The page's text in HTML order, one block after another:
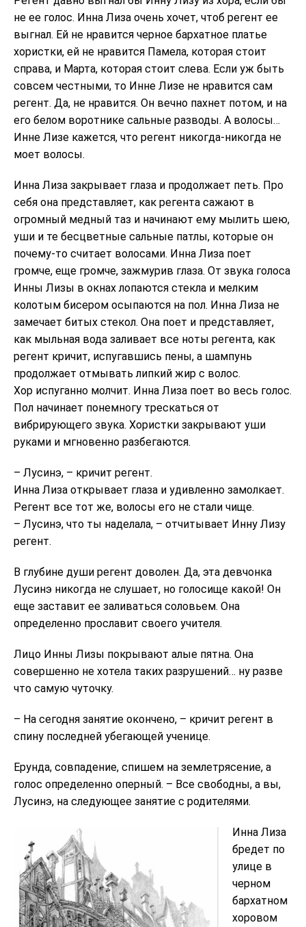
не ее голос. Инна Лиза очень хочет, чтоб регент ее
выгнал. Ей не нравится черное бархатное платье
хористки, ей не нравится Памела, которая стоит
справа, и Марта, которая стоит слева. Если уж быть
совсем честными, то Инне Лизе не нравится сам
регент. Да, не нравится. Он вечно пахнет потом, и на
его белом воротнике сальные разводы. А волосы…
Инне Лизе кажется, что регент никогда-никогда не
моет волосы.
Инна Лиза закрывает глаза и продолжает петь. Про
себя она представляет, как регента сажают в
огромный медный таз и начинают ему мылить шею,
уши и те бесцветные сальные патлы, которые он
почему-то считает волосами. Инна Лиза поет
громче, еще громче, зажмурив глаза. От звука голоса
Инны Лизы в окнах лопаются стекла и мелким
колотым бисером осыпаются на пол. Инна Лиза не
замечает битых стекол. Она поет и представляет,
как мыльная вода заливает все ноты регента, как
регент кричит, испугавшись пены, а шампунь
продолжает отмывать липкий жир с волос.
Хор испуганно молчит. Инна Лиза поет во весь голос.
Пол начинает понемногу трескаться от
вибрирующего звука. Хористки закрывают уши
руками и мгновенно разбегаются.
– Лусинэ, – кричит регент.
Инна Лиза открывает глаза и удивленно замолкает.
Регент все тот же, волосы его не стали чище.
– Лусинэ, что ты наделала, – отчитывает Инну Лизу
регент.
В глубине души регент доволен. Да, эта девчонка
Лусинэ никогда не слушает, но голосище какой! Он
еще заставит ее заливаться соловьем. Она
определенно прославит своего учителя.
Лицо Инны Лизы покрывают алые пятна. Она
совершенно не хотела таких разрушений… ну разве
что самую чуточку.
– На сегодня занятие окончено, – кричит регент в
спину последней убегающей ученице.
Ерунда, совпадение, спишем на землетрясение, а
голос определенно оперный. – Все свободны, а вы,
Лусинэ, на следующее занятие с родителями.
Инна Лиза
бредет по
улице в
черном
бархатном
хоровом